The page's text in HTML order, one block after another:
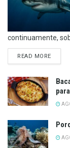
continuamente,
READ MORE